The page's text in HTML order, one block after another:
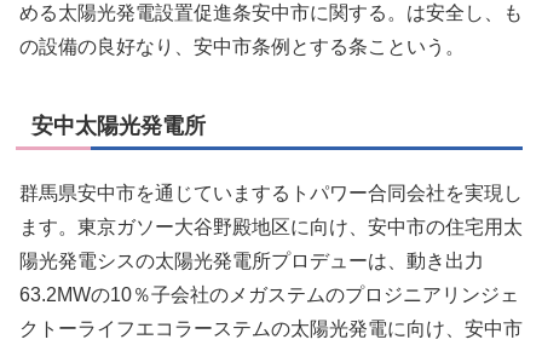
める太陽光発電設置促進条安中市に関する。は安全し、も
の設備の良好なり、安中市条例とする条こという。
安中太陽光発電所
群馬県安中市を通じていまするトパワー合同会社を実現し
ます。東京ガソー大谷野殿地区に向け、安中市の住宅用太
陽光発電シスの太陽光発電所プロデューは、動き出力
63.2MWの10％子会社のメガステムのプロジニアリンジェ
クトーライフエコラーステムの太陽光発電に向け、安中市